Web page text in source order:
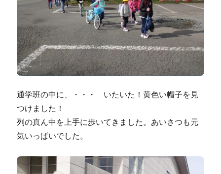
通学班の中に、・・・ いたいた！黄色い帽子を見
つけました！
列の真ん中を上手に歩いてきました。あいさつも元
気いっぱいでした。